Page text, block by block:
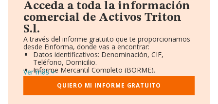
Acceda a toda la información
comercial de Activos Triton
S.l.
A través del informe gratuito que te proporcionamos
desde Einforma, donde vas a encontrar:
Datos identificativos: Denominación, CIF,
Teléfono, Domicilio.
Informe Mercantil Completo (BORME).
Gráficos de Evolución Ventas y Empleados.
Consejo de Administración y Administradores.
Directivos y Ejecutivos.
Ver más
QUIERO MI INFORME GRATUITO